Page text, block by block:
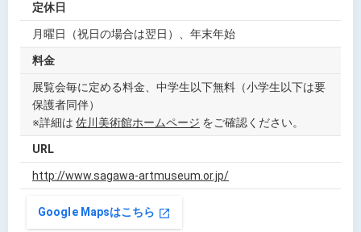
定休日
月曜日（祝日の場合は翌日）、年末年始
料金
展覧会毎に定める料金、中学生以下無料（小学生以下は要
保護者同伴）
※詳細は 佐川美術館ホームページ をご確認ください。
URL
http://www.sagawa-artmuseum.or.jp/
Google Mapsはこちら